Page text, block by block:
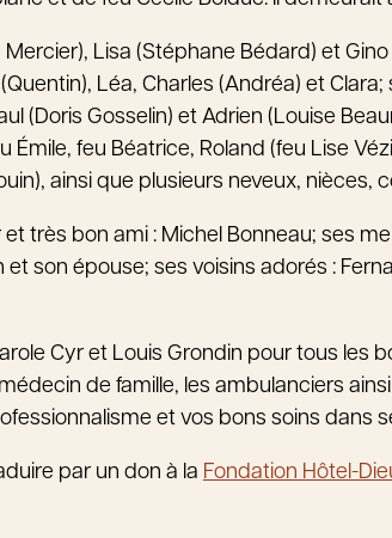
Lisa (Stéphane Bédard) et Gino
Léa, Charles (Andréa) et
(Doris Gosselin) et Adrien (Louise
feu Béatrice, Roland (feu Lise
ainsi que plusieurs neveux, nièces,
très bon ami : Michel Bonneau; ses
son épouse; ses voisins adorés :
Cyr et Louis Grondin pour tous les
de famille, les ambulanciers
et vos bons soins dans
par un don à la Fondation Hôtel-